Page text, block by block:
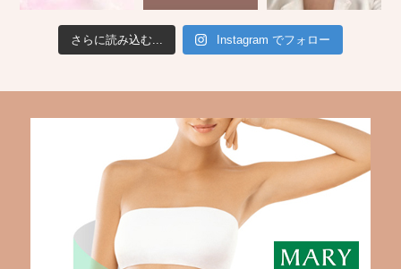
さらに読み込む... Instagram でフォロー